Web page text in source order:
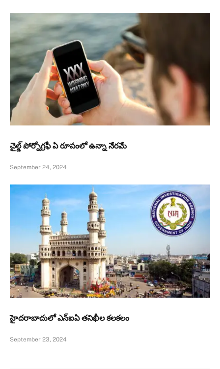
చైల్డ్ పోర్నోగ్రఫీ ఏ రూపంలో ఉన్నా నేరమే
September 24, 2024
హైదరాబాదులో ఎన్‌ఐఏ తనిఖీల కలకలం
September 23, 2024